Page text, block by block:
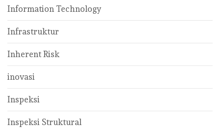
Information Technology
Infrastruktur
Inherent Risk
inovasi
Inspeksi
Inspeksi Struktural